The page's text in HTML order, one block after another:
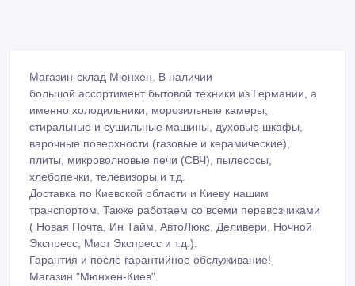
Магазин-склад Мюнхен. В наличии
большой ассортимент бытовой техники из Германии, а
именно холодильники, морозильные камеры,
стиральные и сушильные машины, духовые шкафы,
варочные поверхности (газовые и керамические),
плиты, микроволновые печи (СВЧ), пылесосы,
хлебопечки, телевизоры и т.д.
Доставка по Киевской области и Киеву нашим
транспортом. Также работаем со всеми перевозчиками
( Новая Почта, Ин Тайм, АвтоЛюкс, Деливери, Ночной
Экспресс, Мист Экспресс и т.д.).
Гарантия и после гарантийное обслуживание!
Магазин "Мюнхен-Киев".